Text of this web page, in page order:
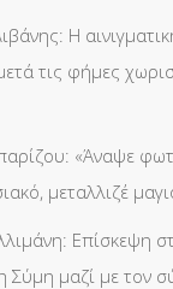
Η
τις φήμες
«Άναψε
μεταλλιζέ
Επίσκεψη
Σύμη μαζί με τον